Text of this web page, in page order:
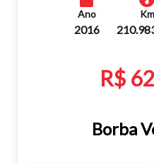
Ano
2016
Km
R$
Borba